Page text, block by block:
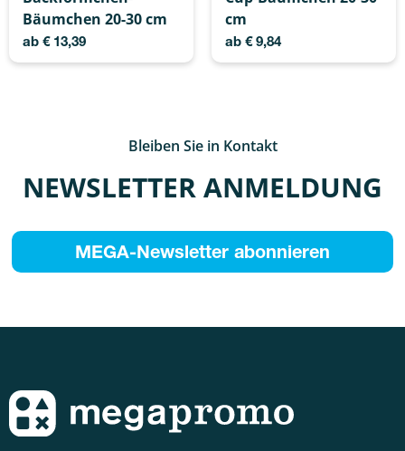
Bäumchen 20-30 cm
ab €13,39
cm
ab €9,84
Bleiben Sie in Kontakt
NEWSLETTER ANMELDUNG
MEGA-Newsletter abonnieren